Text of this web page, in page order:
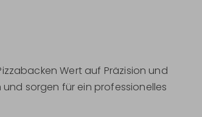
Wert auf Präzision und
sorgen für ein professionelles